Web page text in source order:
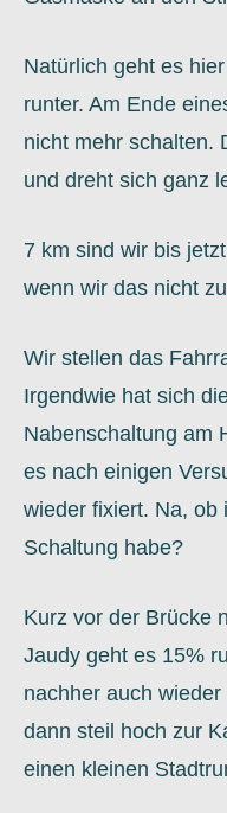
Natürlich geht es
runter. Am Ende
nicht mehr schalten.
und dreht sich ganz
7 km sind wir bis
wenn wir das nicht
Wir stellen das
Irgendwie hat sich
Nabenschaltung am
es nach einigen
wieder fixiert. Na, ob
Schaltung habe?
Kurz vor der Brücke
Jaudy geht es 15%
nachher auch
dann steil hoch zur
einen kleinen